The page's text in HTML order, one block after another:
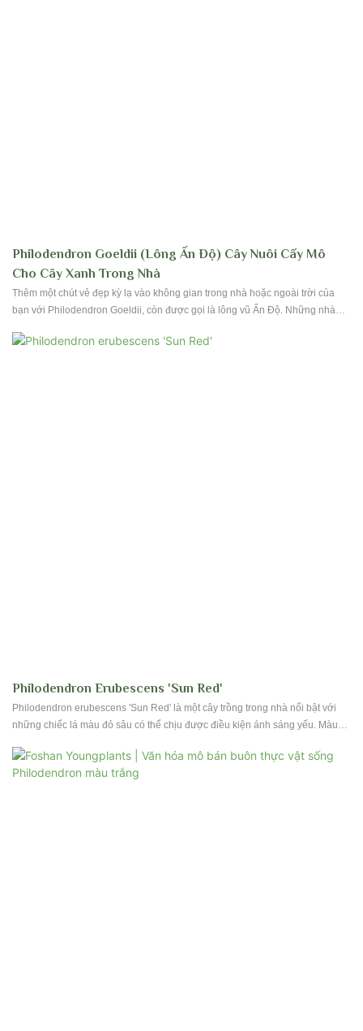
Philodendron Goeldii (lông Ấn Độ) Cây Nuôi Cấy Mô
Cho Cây Xanh Trong Nhà
Thêm một chút vẻ đẹp kỳ lạ vào không gian trong nhà hoặc ngoài trời của
bạn với Philodendron Goeldii, còn được gọi là lông vũ Ấn Độ. Những nhà
kỳ khu vườn nhiệt đới hoặc bộ sưu tập cây xanh nào
Philodendron Erubescens 'Sun Red'
Philodendron erubescens 'Sun Red' là một cây trồng trong nhà nổi bật với
những chiếc lá màu đỏ sâu có thể chịu được điều kiện ánh sáng yếu. Màu
chọn phổ biến để thêm một màu sắc vào bất kỳ không gian trong nhà nào